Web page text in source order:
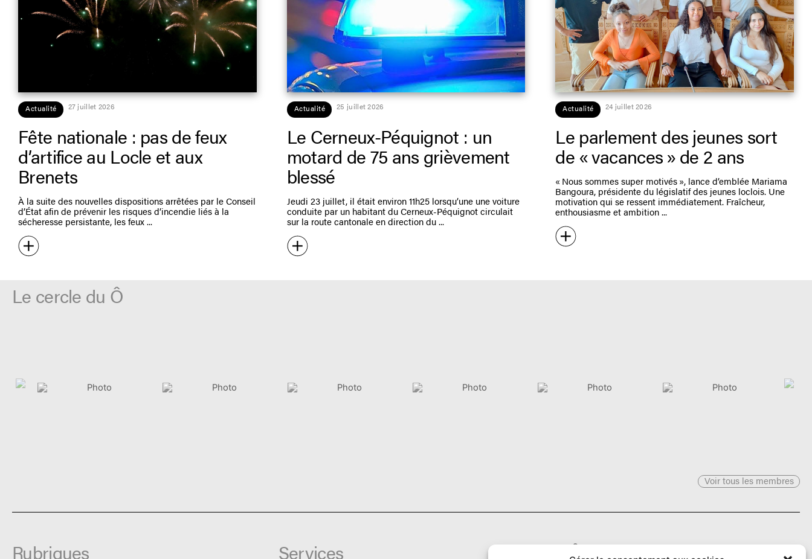
Actualité 27 juillet 2026
Fête nationale : pas de feux
d’artifice au Locle et aux
Brenets
À la suite des nouvelles dispositions arrêtées par le Conseil
d’État afin de prévenir les risques d’incendie liés à la
sécheresse persistante, les feux
Actualité 25 juillet 2026
Le Cerneux-Péquignot : un
motard de 75 ans grièvement
blessé
Jeudi 23 juillet, il était environ 11h25 lorsqu’une une voiture
conduite par un habitant du Cerneux-Péquignot circulait
sur la route cantonale en direction du
Actualité 24 juillet 2026
Le parlement des jeunes sort
de « vacances » de 2 ans
« Nous sommes super motivés », lance d’emblée Mariama
Bangoura, présidente du législatif des jeunes loclois. Une
motivation qui se ressent immédiatement. Fraîcheur,
enthousiasme et ambition
Le cercle du Ô
Voir tous les membres
Rubriques Services Le Ô